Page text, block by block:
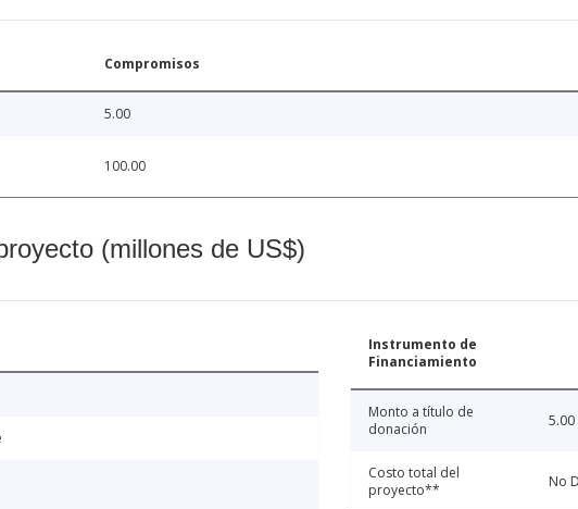
Compromisos
5.00
100.00
(millones de US$)
Instrumento de
Financiamiento
Monto a título de
donación
5.00
Costo total del
proyecto**
No